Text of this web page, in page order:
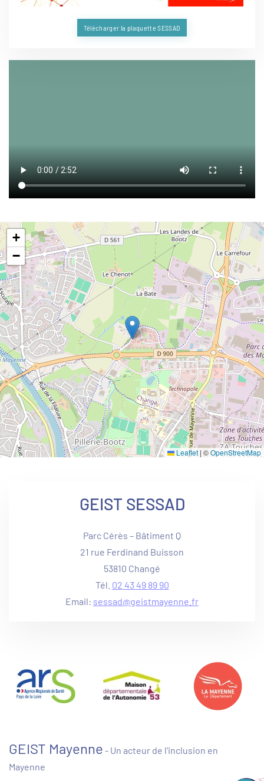
Télécharger la plaquette SESSAD
+
−
Leaflet | ©OpenStreetMap
GEIST SESSAD
Parc Cérès – Bâtiment Q
21 rue Ferdinand Buisson
53810 Changé
Tél. 02 43 49 89 90
Email: sessad@geistmayenne.fr
GEIST Mayenne - Un acteur de l'inclusion en
Mayenne